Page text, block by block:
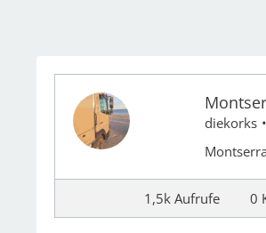
diekorks
1,5k Aufrufe 0